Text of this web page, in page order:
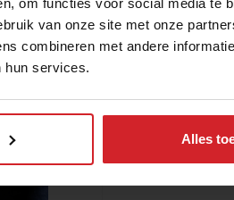
om functies voor social media te
van onze site met onze
combineren met andere
hun services.
Alles